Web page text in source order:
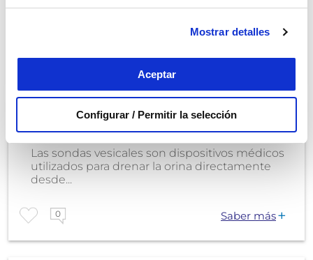
Mostrar detalles
Aceptar
Configurar / Permitir la selección
cambios profundos: disminuye la masa
0 Saber más
Tipos de sondas vesicales | Qué son y
para qué se utilizan
Las sondas vesicales son dispositivos médicos
utilizados para drenar la orina directamente
desde...
0 Saber más